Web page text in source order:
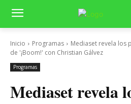
Inicio Programas
Mediaset revela los
de '¡Boom!' con Christian Gálvez
Programas
Mediaset revela